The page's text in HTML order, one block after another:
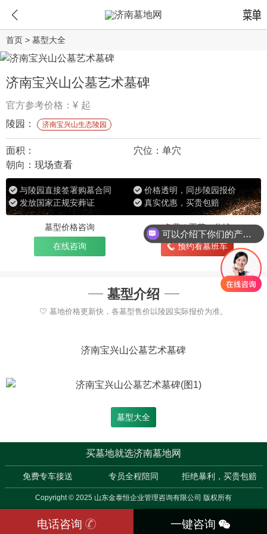
首页 > 墓型大全
济南宝兴山公墓艺术墓碑
官方参考价格：¥ 起
陵园：
济南宝兴山生态陵园
面积： 穴位： 单穴
朝向： 现场查看
与陵园直接签署购墓合同
价格透明，同步陵园报价
发放国家正规安葬证
真实优惠，买贵包赔
墓型价格咨询
在线咨询
免费！不花一分钱
预约看墓班车
墓型介绍
墓地价格更新快，各墓型售价以陵园实际报价为准。
济南宝兴山公墓艺术墓碑
墓型大全
买墓地就选济南墓地网
免费专车接送 专员全程陪同 拒绝暴利，买贵包赔
Copyright © 2025 山东金泰恒企业管理咨询有限公司 版权所有
电话咨询 一键咨询
可以介绍下你们的产品么